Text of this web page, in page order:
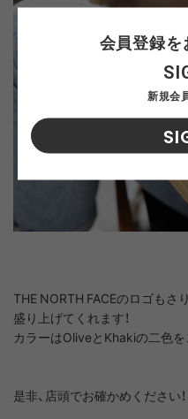
THE NORTH FACEのロゴもさ
盛り上げてくれます！
カラーはOliveとKhakiの二色を
是非、店頭でお確かめください！
会員登録を
新規会